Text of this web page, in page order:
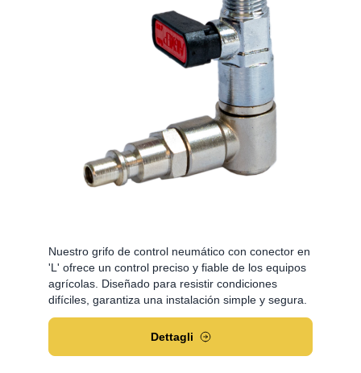
Nuestro grifo de control neumático con conector en
'L' ofrece un control preciso y fiable de los equipos
agrícolas. Diseñado para resistir condiciones
difíciles, garantiza una instalación simple y segura.
Dettagli